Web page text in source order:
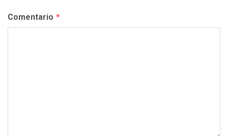
Comentario *